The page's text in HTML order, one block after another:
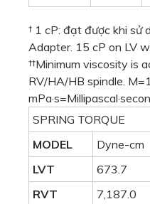
† 1 cP: đạt được khi sử
Adapter. 15 cP on LV
††Minimum viscosity is
RV/HA/HB spindle.
SPRING TORQUE
MODEL
Dyne-cm
LVT
673.7
RVT
7,187.0